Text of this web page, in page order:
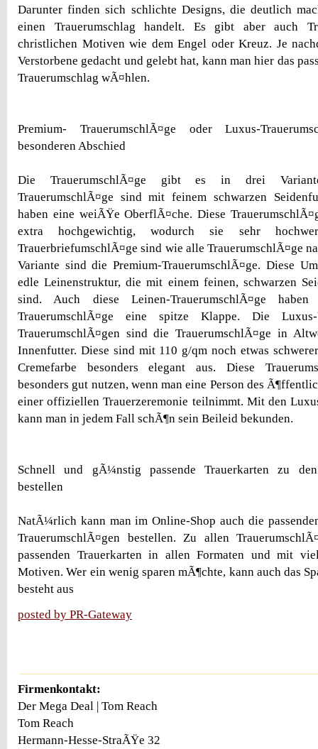
Darunter finden sich schlichte Designs, die deutlich
einen Trauerumschlag handelt. Es gibt aber auch
christlichen Motiven wie dem Engel oder Kreuz. Je
Verstorbene gedacht und gelebt hat, kann man hier das
Trauerumschlag wÃ¤hlen.
Premium- TrauerumschlÃ¤ge oder Luxus-
besonderen Abschied
Die TrauerumschlÃ¤ge gibt es in drei
TrauerumschlÃ¤ge sind mit feinem schwarzen
haben eine weiÃŸe OberflÃ¤che. Diese
extra hochgewichtig, wodurch sie sehr
TrauerbriefumschlÃ¤ge sind wie alle TrauerumschlÃ¤ge
Variante sind die Premium-TrauerumschlÃ¤ge. Diese
edle Leinenstruktur, die mit einem feinen, schwarzen
sind. Auch diese Leinen-TrauerumschlÃ¤ge
TrauerumschlÃ¤ge eine spitze Klappe. Die
TrauerumschlÃ¤gen sind die TrauerumschlÃ¤ge in
Innenfutter. Diese sind mit 110 g/qm noch etwas
Cremefarbe besonders elegant aus. Diese
besonders gut nutzen, wenn man eine Person des
einer offiziellen Trauerzeremonie teilnimmt. Mit den
kann man in jedem Fall schÃ¶n sein Beileid bekunden.
Schnell und gÃ¼nstig passende Trauerkarten zu den
bestellen
NatÃ¼rlich kann man im Online-Shop auch die
TrauerumschlÃ¤gen bestellen. Zu allen
passenden Trauerkarten in allen Formaten und mit
Motiven. Wer ein wenig sparen mÃ¶chte, kann auch das
besteht aus
posted by PR-Gateway
Firmenkontakt:
Der Mega Deal | Tom Reach
Tom Reach
Hermann-Hesse-StraÃŸe 32